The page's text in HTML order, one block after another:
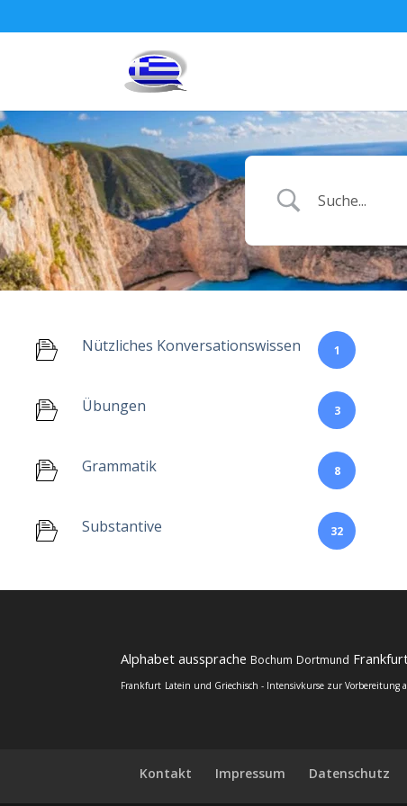
Nützliches Konversationswissen 1
Übungen 3
Grammatik 8
Substantive 32
Alphabet aussprache Bochum Dortmund
Frankfurt Latein und Griechisch - Intensivkurse zur Vorbereitung
Kontakt Impressum Datenschutz